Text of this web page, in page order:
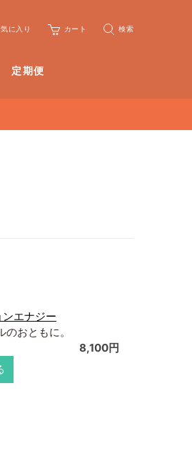
気に入り カート 検索
定期便
エナジー
おともに。
8,100円